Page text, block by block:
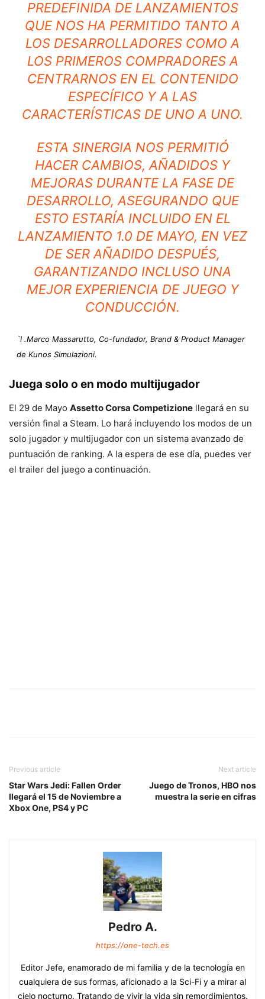
PREDEFINIDA DE LANZAMIENTOS
QUE NOS HA PERMITIDO TANTO A
LOS DESARROLLADORES COMO A
LOS PRIMEROS COMPRADORES A
CENTRARNOS EN EL CONTENIDO
ESPECÍFICO Y A LAS
CARACTERÍSTICAS DE UNO A UNO.
ESTA SINERGIA NOS PERMITIÓ
HACER CAMBIOS, AÑADIDOS Y
MEJORAS DURANTE LA FASE DE
DESARROLLO, ASEGURANDO QUE
ESTO ESTARÍA INCLUIDO EN EL
LANZAMIENTO 1.0 DE MAYO, EN VEZ
DE SER AÑADIDO DESPUÉS,
GARANTIZANDO INCLUSO UNA
MEJOR EXPERIENCIA DE JUEGO Y
CONDUCCIÓN.
`l .Marco Massarutto, Co-fundador, Brand & Product Manager
de Kunos Simulazioni.
Juega solo o en modo multijugador
El 29 de Mayo Assetto Corsa Competizione llegará en su
versión final a Steam. Lo hará incluyendo los modos de un
solo jugador y multijugador con un sistema avanzado de
puntuación de ranking. A la espera de ese día, puedes ver
el trailer del juego a continuación.
Previous article
Star Wars Jedi: Fallen Order
llegará el 15 de Noviembre a
Xbox One, PS4 y PC
Next article
Juego de Tronos, HBO nos
muestra la serie en cifras
Pedro A.
https://one-tech.es
Editor Jefe, enamorado de mi familia y de la tecnología en
cualquiera de sus formas, aficionado a la Sci-Fi y a mirar al
cielo nocturno. Tratando de vivir la vida sin remordimientos.